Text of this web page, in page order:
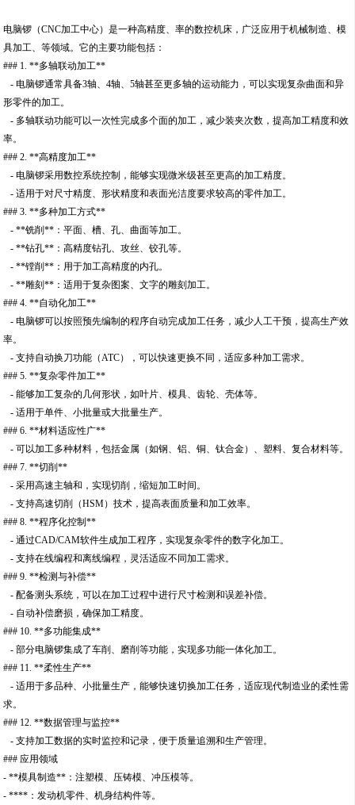
电脑锣（CNC加工中心）是一种高精度、率的数控机床，广泛应用于机械制造、模
具加工、等领域。它的主要功能包括：
### 1. **多轴联动加工**
- 电脑锣通常具备3轴、4轴、5轴甚至更多轴的运动能力，可以实现复杂曲面和异
形零件的加工。
- 多轴联动功能可以一次性完成多个面的加工，减少装夹次数，提高加工精度和效
率。
### 2. **高精度加工**
- 电脑锣采用数控系统控制，能够实现微米级甚至更高的加工精度。
- 适用于对尺寸精度、形状精度和表面光洁度要求较高的零件加工。
### 3. **多种加工方式**
- **铣削**：平面、槽、孔、曲面等加工。
- **钻孔**：高精度钻孔、攻丝、铰孔等。
- **镗削**：用于加工高精度的内孔。
- **雕刻**：适用于复杂图案、文字的雕刻加工。
### 4. **自动化加工**
- 电脑锣可以按照预先编制的程序自动完成加工任务，减少人工干预，提高生产效
率。
- 支持自动换刀功能（ATC），可以快速更换不同，适应多种加工需求。
### 5. **复杂零件加工**
- 能够加工复杂的几何形状，如叶片、模具、齿轮、壳体等。
- 适用于单件、小批量或大批量生产。
### 6. **材料适应性广**
- 可以加工多种材料，包括金属（如钢、铝、铜、钛合金）、塑料、复合材料等。
### 7. **切削**
- 采用高速主轴和，实现切削，缩短加工时间。
- 支持高速切削（HSM）技术，提高表面质量和加工效率。
### 8. **程序化控制**
- 通过CAD/CAM软件生成加工程序，实现复杂零件的数字化加工。
- 支持在线编程和离线编程，灵活适应不同加工需求。
### 9. **检测与补偿**
- 配备测头系统，可以在加工过程中进行尺寸检测和误差补偿。
- 自动补偿磨损，确保加工精度。
### 10. **多功能集成**
- 部分电脑锣集成了车削、磨削等功能，实现多功能一体化加工。
### 11. **柔性生产**
- 适用于多品种、小批量生产，能够快速切换加工任务，适应现代制造业的柔性需
求。
### 12. **数据管理与监控**
- 支持加工数据的实时监控和记录，便于质量追溯和生产管理。
### 应用领域
- **模具制造**：注塑模、压铸模、冲压模等。
- ****：发动机零件、机身结构件等。